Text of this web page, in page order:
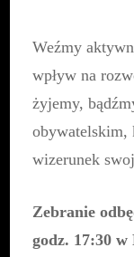
Weźmy
wpływ na
żyjemy,
obywatelskim,
wizerunek
Zebranie
godz. 17:30